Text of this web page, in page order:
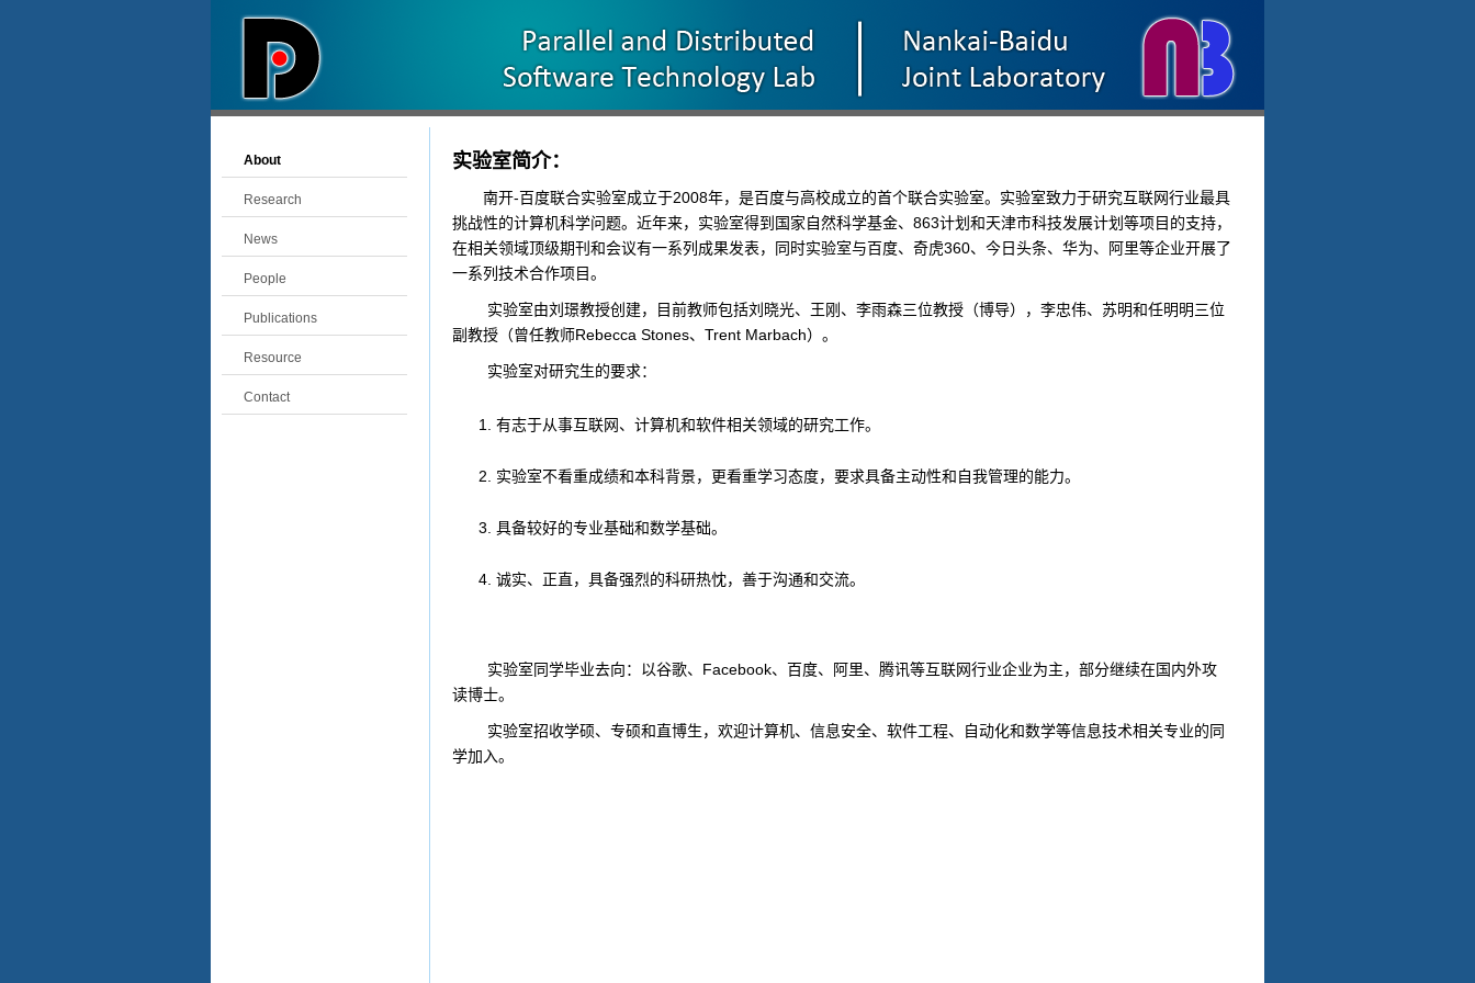
About
Research
News
People
Publications
Resource
Contact
实验室简介：
南开-百度联合实验室成立于2008年，是百度与高校成立的首个联合实验室。实验室致力于研究互联网行业最具
挑战性的计算机科学问题。近年来，实验室得到国家自然科学基金、863计划和天津市科技发展计划等项目的支持，
在相关领域顶级期刊和会议有一系列成果发表，同时实验室与百度、奇虎360、今日头条、华为、阿里等企业开展了
一系列技术合作项目。
实验室由刘璟教授创建，目前教师包括刘晓光、王刚、李雨森三位教授（博导），李忠伟、苏明和任明明三位
副教授（曾任教师Rebecca Stones、Trent Marbach）。
实验室对研究生的要求：
有志于从事互联网、计算机和软件相关领域的研究工作。
实验室不看重成绩和本科背景，更看重学习态度，要求具备主动性和自我管理的能力。
具备较好的专业基础和数学基础。
诚实、正直，具备强烈的科研热忱，善于沟通和交流。
实验室同学毕业去向：以谷歌、Facebook、百度、阿里、腾讯等互联网行业企业为主，部分继续在国内外攻
读博士。
实验室招收学硕、专硕和直博生，欢迎计算机、信息安全、软件工程、自动化和数学等信息技术相关专业的同
学加入。